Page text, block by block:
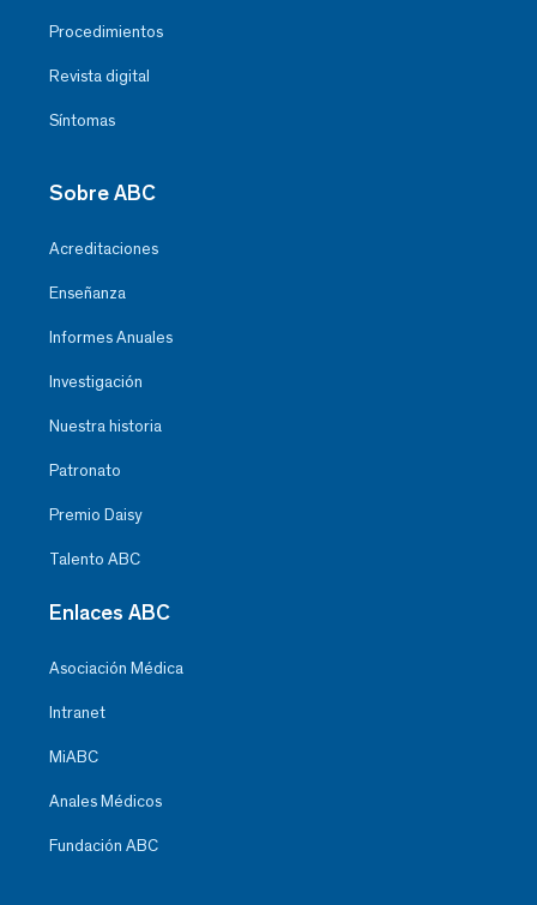
Procedimientos
Revista digital
Síntomas
Sobre ABC
Acreditaciones
Enseñanza
Informes Anuales
Investigación
Nuestra historia
Patronato
Premio Daisy
Talento ABC
Enlaces ABC
Asociación Médica
Intranet
MiABC
Anales Médicos
Fundación ABC